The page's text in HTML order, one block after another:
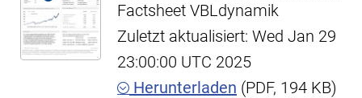
Factsheet VBLdynamik
Zuletzt aktualisiert: Wed Jan 29
23:00:00 UTC 2025
Herunterladen (PDF, 194 KB)